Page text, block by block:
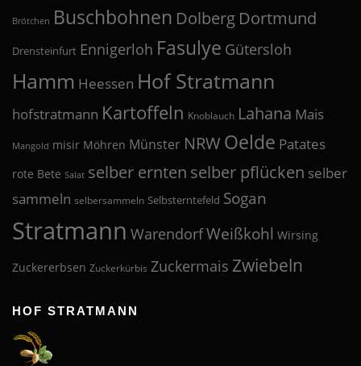
Brötchen Buschbohnen Dolberg Dortmund
Drensteinfurt Ennigerloh Fasulye Gütersloh
Hamm Heessen Hof Stratmann
hofstratmann Kartoffeln Knoblauch Lahana Mais
Mangold misir Möhren Münster NRW Oelde Patates
rote Bete Salat selber ernten selber pflücken selber
sammeln selbersammeln Selbsterntefeld Sogan
Stratmann WarendorfWeißkohl Wirsing
Zuckererbsen Zuckerkürbis Zuckermais Zwiebeln
HOF STRATMANN